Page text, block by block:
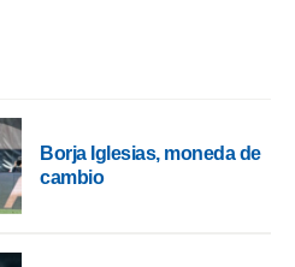
Borja Iglesias, moneda de
cambio